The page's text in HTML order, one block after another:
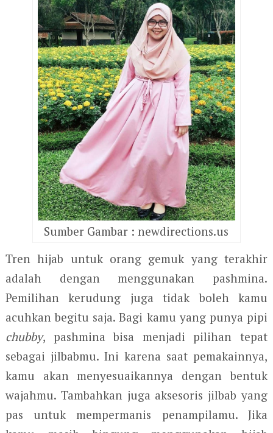
Sumber Gambar : newdirections.us
Tren hijab untuk orang gemuk yang terakhir
adalah dengan menggunakan pashmina.
Pemilihan kerudung juga tidak boleh kamu
acuhkan begitu saja. Bagi kamu yang punya pipi
chubby, pashmina bisa menjadi pilihan tepat
sebagai jilbabmu. Ini karena saat pemakainnya,
kamu akan menyesuaikannya dengan bentuk
wajahmu. Tambahkan juga aksesoris jilbab yang
pas untuk mempermanis penampilamu. Jika